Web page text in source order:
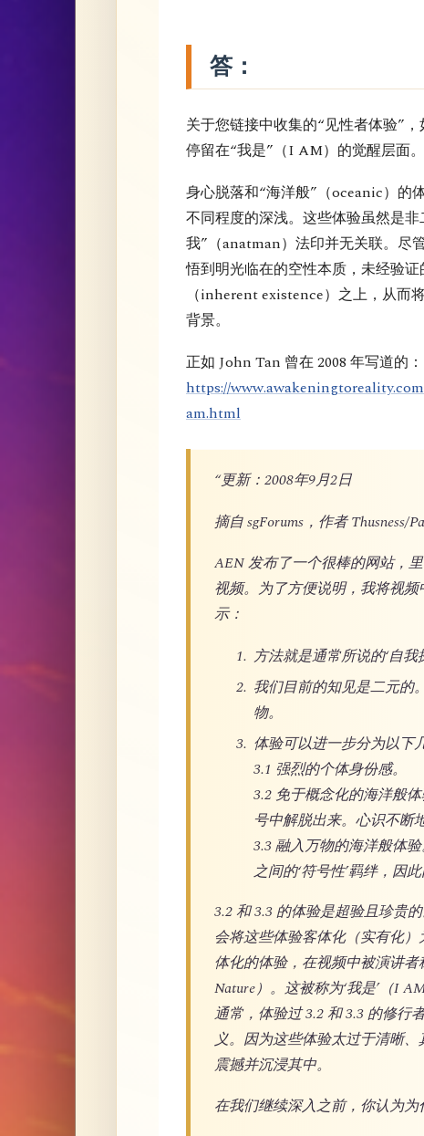
答：
关于您链接中收集的“见性者体验”
停留在“我是”（I AM）的觉醒层面。
身心脱落和“海洋般”（oceanic）的
不同程度的深浅。这些体验虽然是
我”（anatman）法印并无关联。尽
悟到明光临在的空性本质，未经验
（inherent existence）之上，从而
背景。
正如 John Tan 曾在 2008 年写道的：
https://
am.html
“更新：2008年9月2日
摘自 sgForums，作者 Thusness/
AEN 发布了一个很棒的网站，
视频。为了方便说明，我将视
示：
方法就是通常所说的‘自我
我们目前的知见是二元的
物。
体验可以进一步分为以下
3.1 强烈的个体身份感。
3.2 免于概念化的海洋般
号中解脱出来。心识不断
3.3 融入万物的海洋般体
之间的‘符号性’羁绊，因
3.2 和 3.3 的体验是超验且珍贵
会将这些体验客体化（实有化
体化的体验，在视频中被演讲
Nature）。这被称为‘我是’（I
通常，体验过 3.2 和 3.3 的修行
义。因为这些体验太过于清晰
震撼并沉浸其中。
在我们继续深入之前，你认为